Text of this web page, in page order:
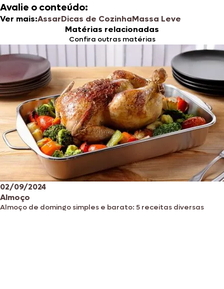
Avalie o conteúdo:
Ver mais:AssarDicas de CozinhaMassa Leve
Matérias relacionadas
Confira outras matérias
02/09/2024
Almoço
Almoço de domingo simples e barato: 5 receitas diversas